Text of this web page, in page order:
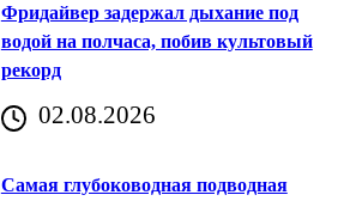
Фридайвер задержал дыхание под
водой на полчаса, побив культовый
рекорд
02.08.2026
Самая глубоководная подводная